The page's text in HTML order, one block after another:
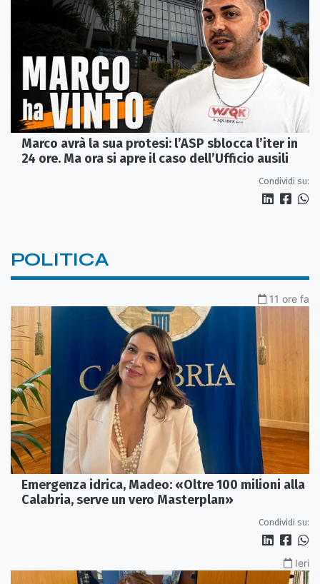
Marco avrà la sua protesi: l’ASP sblocca l’iter in
24 ore. Ma ora si apre il caso dell’Ufficio ausili
Condividi su:
POLITICA
11 ore fa
Emergenza idrica, Madeo: «Oltre 100 milioni alla
Calabria, serve un vero Masterplan»
Condividi su:
Ieri